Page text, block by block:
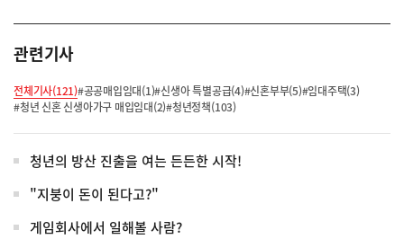
관련기사
전체기사(121)#공공매입임대(1)#신생아 특별공급(4)#신혼부부(5)#임대주택(3)
#청년 신혼 신생아가구 매입임대(2)#청년정책(103)
청년의 방산 진출을 여는 든든한 시작!
"지붕이 돈이 된다고?"
게임회사에서 일해볼 사람?